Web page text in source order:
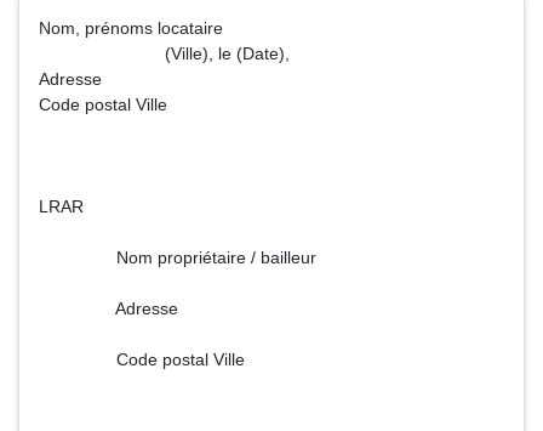
Nom, prénoms locataire
(Ville), le (Date),
Adresse
Code postal Ville
LRAR
Nom propriétaire / bailleur
Adresse
Code postal Ville